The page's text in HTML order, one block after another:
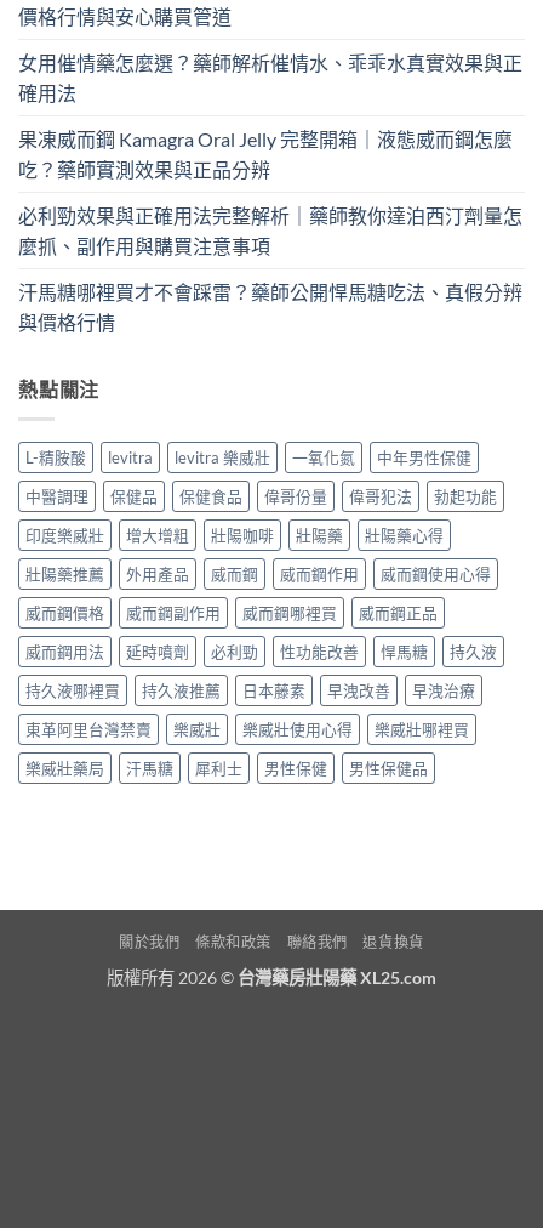
價格行情與安心購買管道
女用催情藥怎麼選？藥師解析催情水、乖乖水真實效果與正
確用法
果凍威而鋼 Kamagra Oral Jelly 完整開箱｜液態威而鋼怎麼
吃？藥師實測效果與正品分辨
必利勁效果與正確用法完整解析｜藥師教你達泊西汀劑量怎
麼抓、副作用與購買注意事項
汗馬糖哪裡買才不會踩雷？藥師公開悍馬糖吃法、真假分辨
與價格行情
熱點關注
L-精胺酸 levitra levitra 樂威壯 一氧化氮
中年男性保健
中醫調理
保健品 保健食品 偉哥份量 偉哥犯法
勃起功能
印度樂威壯
增大增粗 壯陽咖啡 壯陽藥
壯陽藥心得
壯陽藥推薦
外用產品 威而鋼 威而鋼作用
威而鋼使用心得
威而鋼價格
威而鋼副作用 威而鋼哪裡買
威而鋼正品
威而鋼用法
延時噴劑 必利勁 性功能改善 悍馬糖
持久液
持久液哪裡買
持久液推薦 日本藤素 早洩改善
早洩治療
東革阿里台灣禁賣
樂威壯 樂威壯使用心得
樂威壯哪裡買
樂威壯藥局
汗馬糖 犀利士 男性保健 男性保健品
關於我們 條款和政策 聯絡我們 退貨換貨
版權所有 2026 © 台灣藥房壯陽藥 XL25.com